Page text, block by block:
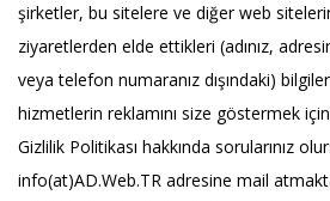
şirketler, bu sitelere ve diğer web
ziyaretlerden elde ettikleri (adınız,
veya telefon numaranız dışındaki)
hizmetlerin reklamını size göstermek
Gizlilik Politikası hakkında sorularınız
info(at)AD.Web.TR adresine mail